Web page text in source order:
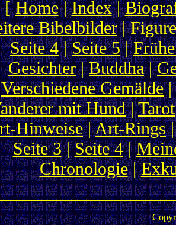
[Home|Index|
Bibelbilder|
Seite 4|Seite 5|
Gesichter|Buddha|
Verschiedene Gemälde|
mit Hund|Tarot
Hinweise|Art-Rings|
Seite 3|Seite 4|
Chronologie|